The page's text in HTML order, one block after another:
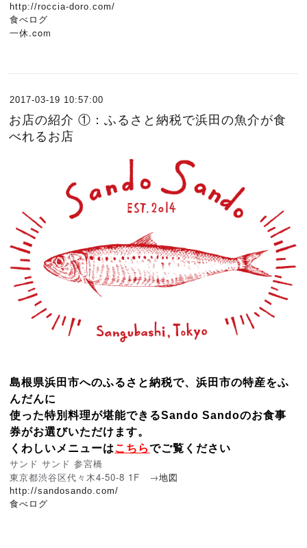
http://roccia-doro.com/
食べログ
一休.com
2017-03-19 10:57:00
お店の紹介 ①：ふるさと納税で浜田の魚介が食
べれるお店
島根県浜田市へのふるさと納税で、浜田市の特産をふ
んだんに
使った特別料理が堪能できるSando Sandoのお食事
券がお選びいただけます。
くわしいメニューはこちらでご覧ください
サンド サンド 参宮橋
東京都渋谷区代々木4-50-8 1F →地図
http://sandosando.com/
食べログ